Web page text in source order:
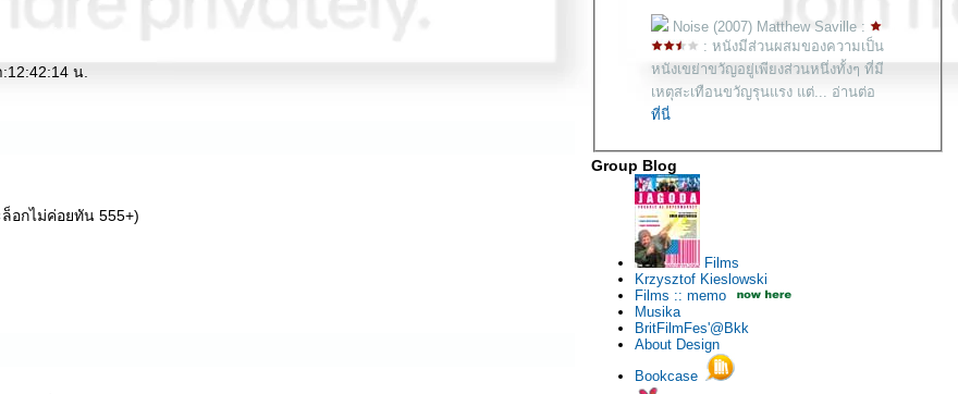
น.
อกไม่ค่อยทัน 555+)
Noise (2007) Matthew Saville :
: หนังมีส่วนผสมของความเป็น
หนังเขย่าขวัญอยู่เพียงส่วนหนึ่งทั้งๆ ที่มี
เหตุสะเทือนขวัญรุนแรง แต่... อ่านต่อ
ที่นี่
Group Blog
Films
Krzysztof Kieslowski
Films :: memo
Musika
BritFilmFes'@Bkk
About Design
Bookcase